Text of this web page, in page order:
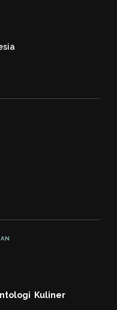
Kuliner